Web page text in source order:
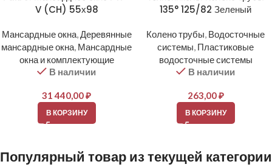
V (CH) 55х98
Мансардные окна,Деревянные
мансардные окна, Мансардные
окна и комплектующие
В наличии
31 440,00₽
В КОРЗИНУ
135° 125/82 Зеленый
Колено трубы, Водосточные
системы, Пластиковые
водосточные системы
В наличии
263,00₽
В КОРЗИНУ
Популярный товар из текущей категории